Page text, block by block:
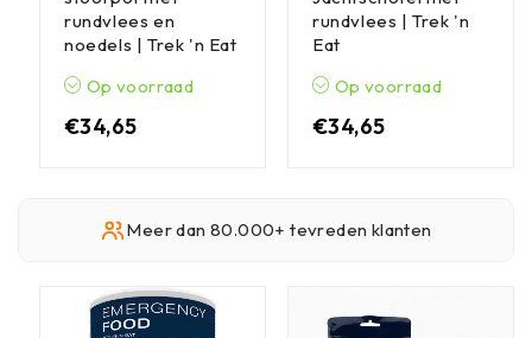
rundvlees en
noedels | Trek 'n Eat
Op voorraad
€34,65
rundvlees | Trek 'n
Eat
Op voorraad
€34,65
Meer dan 80.000+ tevreden klanten